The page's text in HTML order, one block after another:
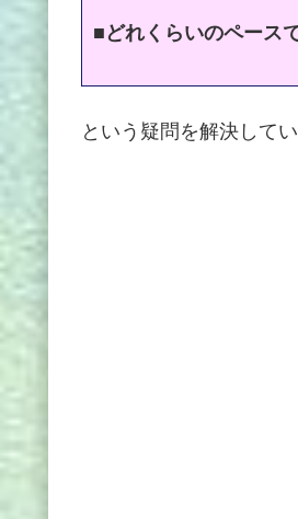
■どれくらいのペース
という疑問を解決して